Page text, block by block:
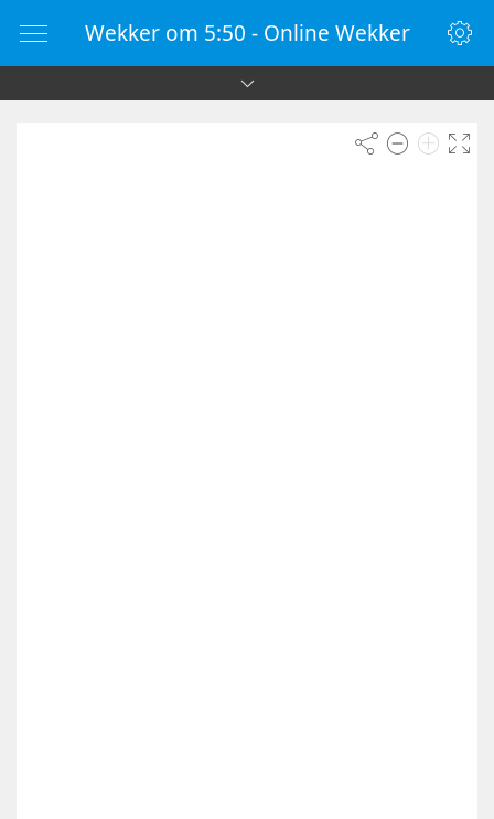
Wekker om 5:50 - Online Wekker